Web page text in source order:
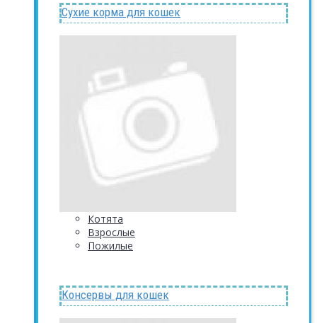
Сухие корма для кошек
Котята
Взрослые
Пожилые
Консервы для кошек